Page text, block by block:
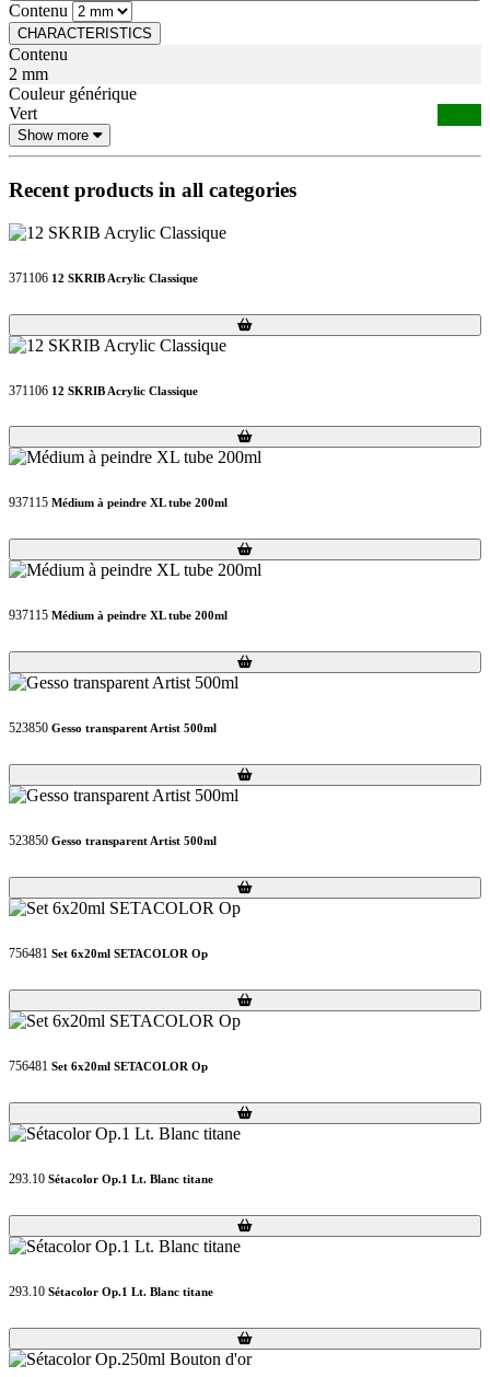
Contenu
CHARACTERISTICS
Contenu
2 mm
Couleur générique
Vert
Show more
Recent products in all categories
371106 12 SKRIB Acrylic Classique
Loading...
Loading...
371106 12 SKRIB Acrylic Classique
Loading...
Loading...
937115 Médium à peindre XL tube 200ml
Loading...
Loading...
937115 Médium à peindre XL tube 200ml
Loading...
Loading...
523850 Gesso transparent Artist 500ml
Loading...
Loading...
523850 Gesso transparent Artist 500ml
Loading...
Loading...
756481 Set 6x20ml SETACOLOR Op
Loading...
Loading...
756481 Set 6x20ml SETACOLOR Op
Loading...
Loading...
293.10 Sétacolor Op.1 Lt. Blanc titane
Loading...
Loading...
293.10 Sétacolor Op.1 Lt. Blanc titane
Loading...
Loading...